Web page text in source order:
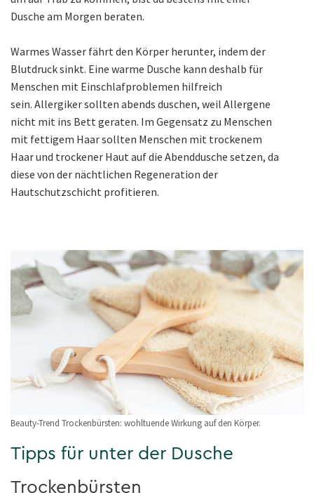
Dusche am Morgen beraten.
Warmes Wasser fährt den Körper herunter, indem der
Blutdruck sinkt. Eine warme Dusche kann deshalb für
Menschen mit Einschlafproblemen hilfreich
sein. Allergiker sollten abends duschen, weil Allergene
nicht mit ins Bett geraten. Im Gegensatz zu Menschen
mit fettigem Haar sollten Menschen mit trockenem
Haar und trockener Haut auf die Abenddusche setzen, da
diese von der nächtlichen Regeneration der
Hautschutzschicht profitieren.
Beauty-Trend Trockenbürsten: wohltuende Wirkung auf den Körper.
Tipps für unter der Dusche
Trockenbürsten